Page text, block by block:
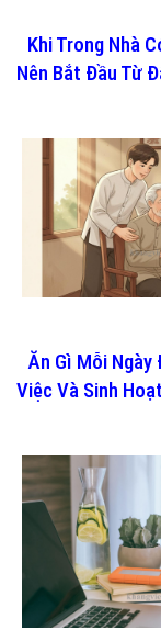
Khi Trong Nhà
Nên Bắt Đầu Từ
Ăn Gì Mỗi Ngày
Việc Và Sinh